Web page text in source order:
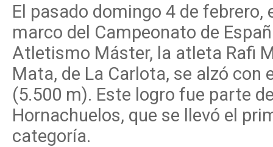
El pasado domingo 4 de febrero,
marco del Campeonato de
Atletismo Máster, la atleta Rafi
Mata, de La Carlota, se alzó
(5.500 m). Este logro fue parte
Hornachuelos, que se llevó el
categoría.